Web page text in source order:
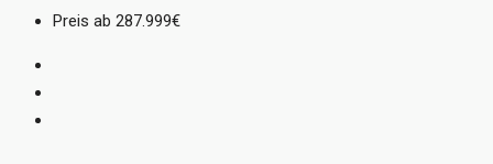
Preis ab 287.999€